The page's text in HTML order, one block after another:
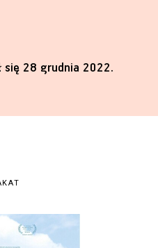
się 28 grudnia 2022.